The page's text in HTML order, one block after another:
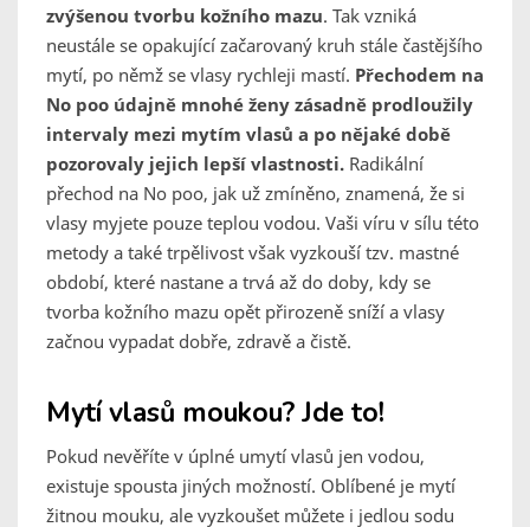
zvýšenou tvorbu kožního mazu. Tak vzniká
neustále se opakující začarovaný kruh stále častějšího
mytí, po němž se vlasy rychleji mastí. Přechodem na
No poo údajně mnohé ženy zásadně prodloužily
intervaly mezi mytím vlasů a po nějaké době
pozorovaly jejich lepší vlastnosti. Radikální
přechod na No poo, jak už zmíněno, znamená, že si
vlasy myjete pouze teplou vodou. Vaši víru v sílu této
metody a také trpělivost však vyzkouší tzv. mastné
období, které nastane a trvá až do doby, kdy se
tvorba kožního mazu opět přirozeně sníží a vlasy
začnou vypadat dobře, zdravě a čistě.
Mytí vlasů moukou? Jde to!
Pokud nevěříte v úplné umytí vlasů jen vodou,
existuje spousta jiných možností. Oblíbené je mytí
žitnou mouku, ale vyzkoušet můžete i jedlou sodu